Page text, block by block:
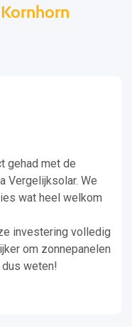
gehad met de
Vergelijksolar. We
wat heel welkom
investering volledig
om zonnepanelen
weten!